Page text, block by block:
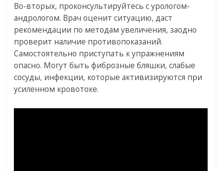
Во-вторых, проконсультируйтесь с урологом-
андрологом. Врач оценит ситуацию, даст
рекомендации по методам увеличения, заодно
проверит наличие противопоказаний.
Самостоятельно приступать к упражнениям
опасно. Могут быть фиброзные бляшки, слабые
сосуды, инфекции, которые активизируются при
усиленном кровотоке.